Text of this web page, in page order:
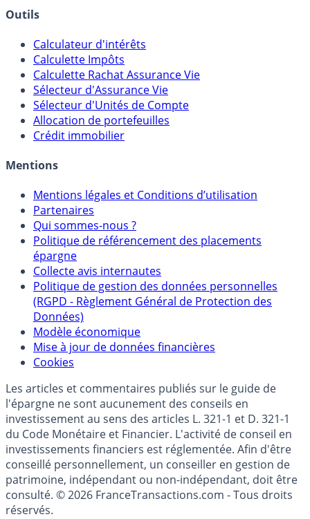
Outils
Calculateur d'intérêts
Calculette Impôts
Calculette Rachat Assurance Vie
Sélecteur d'Assurance Vie
Sélecteur d'Unités de Compte
Allocation de portefeuilles
Crédit immobilier
Mentions
Mentions légales et Conditions d’utilisation
Partenaires
Qui sommes-nous ?
Politique de référencement des placements
épargne
Collecte avis internautes
Politique de gestion des données personnelles
(RGPD - Règlement Général de Protection des
Données)
Modèle économique
Mise à jour de données financières
Cookies
Les articles et commentaires publiés sur le guide de
l'épargne ne sont aucunement des conseils en
investissement au sens des articles L. 321-1 et D. 321-1
du Code Monétaire et Financier. L'activité de conseil en
investissements financiers est réglementée. Afin d'être
conseillé personnellement, un conseiller en gestion de
patrimoine, indépendant ou non-indépendant, doit être
consulté. © 2026 FranceTransactions.com - Tous droits
réservés.